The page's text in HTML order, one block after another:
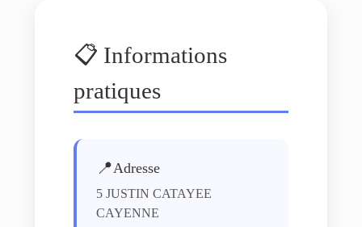
📋 Informations
pratiques
📍Adresse
5 JUSTIN CATAYEE
CAYENNE